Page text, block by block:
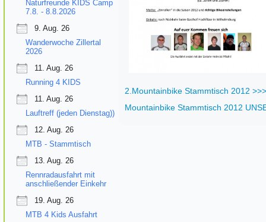
Naturfreunde KIDS Camp
7.8. - 8.8.2026
9. Aug. 26
Wanderwoche Zillertal
2026
11. Aug. 26
Running 4 KIDS
11. Aug. 26
Lauftreff (jeden Dienstag))
12. Aug. 26
MTB - Stammtisch
13. Aug. 26
Rennradausfahrt mit
anschließender Einkehr
19. Aug. 26
MTB 4 Kids Ausfahrt
2.Mountainbike Stammtisch 2012
Mountainbike Stammtisch 2012